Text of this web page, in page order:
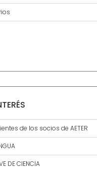
de los socios de AETER
DE CIENCIA